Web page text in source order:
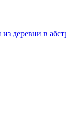
деревни в